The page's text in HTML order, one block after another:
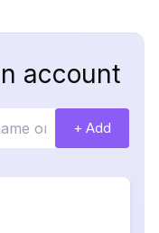
account
+ Add